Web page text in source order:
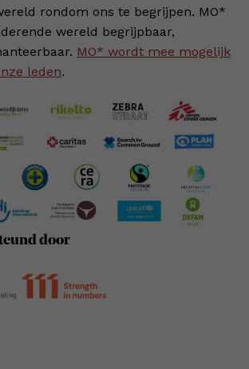
rondom ons te begrijpen. MO*
wereld begrijpbaar,
MO* wordt mee mogelijk
leden.
door